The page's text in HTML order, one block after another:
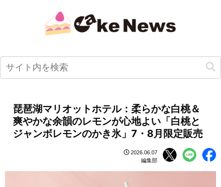
琵琶湖マリオットホテル：柔らかな白桃＆
爽やかな余韻のレモンが心地よい「白桃と
ジャンボレモンのかき氷」7・8月限定販売
2026.06.07
編集部